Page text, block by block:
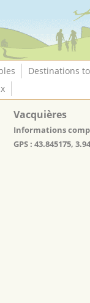
Destinations
Vacquières
Informations
GPS : 43.845175,